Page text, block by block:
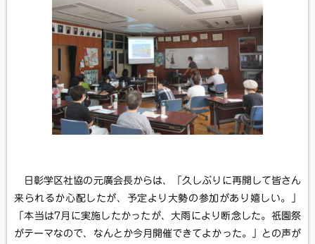
日彰学区社協の元廣会長からは、「久しぶりに再開して皆さん
来られるか心配したが、予定より大勢の参加があり嬉しい。」
「本当は7月に実施したかったが、大雨により断念した。祇園祭
がテーマなので、なんとか今月開催できてよかった。」との声が